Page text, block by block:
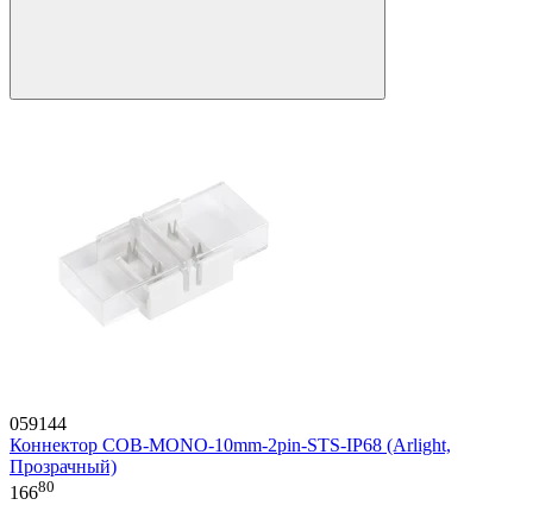
059144
Коннектор COB-MONO-10mm-2pin-STS-IP68 (Arlight,
Прозрачный)
16680